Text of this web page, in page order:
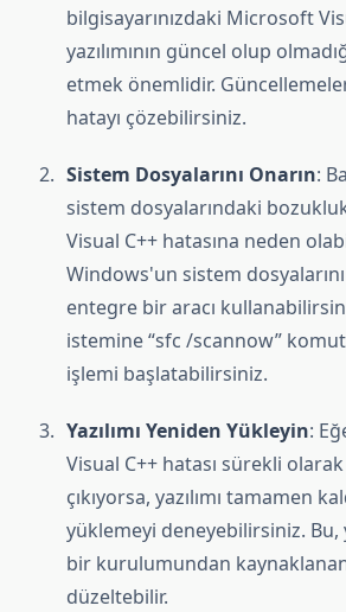
bilgisayarınızdaki Microsoft
yazılımının güncel olup
etmek önemlidir.
hatayı çözebilirsiniz.
Sistem Dosyalarını Onarın:
sistem dosyalarındaki
Visual C++ hatasına neden
Windows'un sistem
entegre bir aracı
istemine “sfc /scannow”
işlemi başlatabilirsiniz.
Yazılımı Yeniden Yükleyin:
Visual C++ hatası sürekli olarak
çıkıyorsa, yazılımı tamamen
yüklemeyi deneyebilirsiniz. Bu,
bir kurulumundan
düzeltebilir.